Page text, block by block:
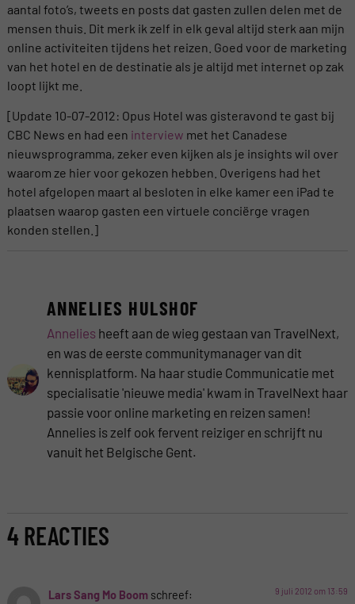
aantal foto’s, tweets en posts dat gasten zullen delen met de
mensen thuis. Dit merk ik zelf in elk geval altijd sterk aan mijn
online activiteiten tijdens het reizen. Goed voor de marketing
van het hotel en de destinatie als je altijd met internet op zak
loopt lijkt me.
[Update 10-07-2012: Opus Hotel was gisteravond te gast bij
CBC News en had een interview met het Canadese
nieuwsprogramma, zeker even kijken als je insights wil over
waarom ze hier voor gekozen hebben. Overigens had het
hotel afgelopen maart al besloten in elke kamer een iPad te
plaatsen waarop gasten een virtuele conciërge vragen
konden stellen.]
ANNELIES HULSHOF
Annelies heeft aan de wieg gestaan van TravelNext,
en was de eerste communitymanager van dit
kennisplatform. Na haar studie Communicatie met
specialisatie 'nieuwe media' kwam in TravelNext haar
passie voor online marketing en reizen samen!
Annelies is zelf ook fervent reiziger en schrijft nu
vanuit het Belgische Gent.
4 REACTIES
Lars Sang Mo Boom schreef: 9 juli 2012 om 13:59